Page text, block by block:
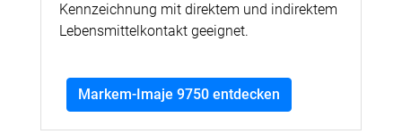
Kennzeichnung mit direktem und indirektem
Lebensmittelkontakt geeignet.
Markem-Imaje 9750 entdecken